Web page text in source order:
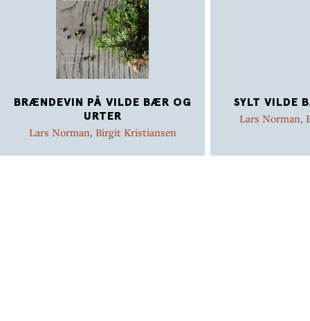
BRÆNDEVIN PÅ VILDE BÆR OG
URTER
Lars Norman, Birgit Kristiansen
SYLT VILDE
Lars Norman,